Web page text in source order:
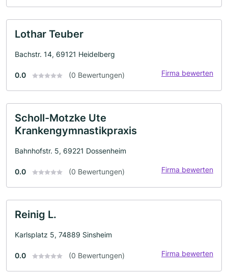
Lothar Teuber
Bachstr. 14, 69121 Heidelberg
0.0 (0 Bewertungen) Firma bewerten
Scholl-Motzke Ute
Krankengymnastikpraxis
Bahnhofstr. 5, 69221 Dossenheim
0.0 (0 Bewertungen) Firma bewerten
Reinig L.
Karlsplatz 5, 74889 Sinsheim
0.0 (0 Bewertungen) Firma bewerten